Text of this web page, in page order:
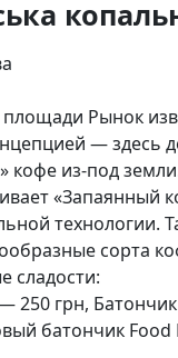
Рынок
— здесь
кофе из-под
«Запаянный
технологии.
сорта
сладости:
250 грн,
батончик Food